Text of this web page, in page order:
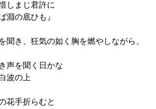
しまじ君許に
の底ひも』
聞き、狂気の如く胸を燃やしながら、
声を聞く日かな
波の上
花手折らむと